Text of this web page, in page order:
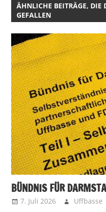
ÄHNLICHE BEITRÄGE, DIE
GEFALLEN
BÜNDNIS FÜR
7. Juli 2026 Uffbasse